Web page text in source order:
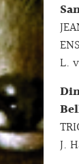
L.
J.